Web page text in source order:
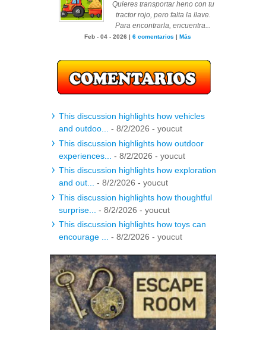
Quieres transportar heno con tu
tractor rojo, pero falta la llave.
Para encontrarla, encuentra...
Feb - 04 - 2026 | 6 comentarios Más
This discussion highlights how vehicles
and outdoo... - 8/2/2026 - youcut
This discussion highlights how outdoor
experiences...
- 8/2/2026 - youcut
This discussion highlights how exploration
and out... - 8/2/2026 - youcut
This discussion highlights how thoughtful
surprise...
- 8/2/2026 - youcut
This discussion highlights how toys can
encourage ... - 8/2/2026 - youcut